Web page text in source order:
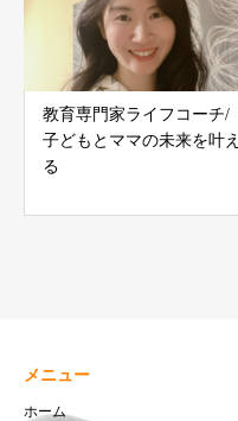
教育専門家ライフコーチ/
子どもとママの未来を叶え
る
メニュー
ホーム